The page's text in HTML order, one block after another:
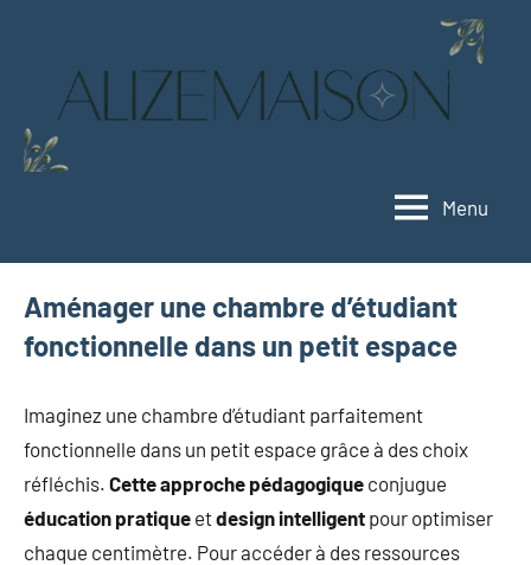
vert
Menu
Aménager une chambre d’étudiant
fonctionnelle dans un petit espace
Imaginez une chambre d’étudiant parfaitement
fonctionnelle dans un petit espace grâce à des choix
réfléchis. Cette approche pédagogique conjugue
éducation pratique etdesign intelligent pour optimiser
chaque centimètre. Pour accéder à des ressources